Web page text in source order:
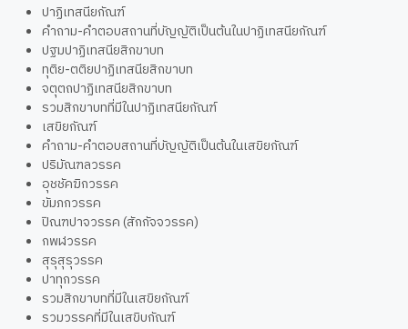
ปาฏิเทสนียกัณฑ์
คำถาม-คำตอบสถานที่บัญญัติเป็นต้นในปาฏิเทสนียกัณฑ์
ปฐมปาฏิเทสนียสิกขาบท
ทุติย-ตติยปาฏิเทสนียสิกขาบท
จตุตถปาฏิเทสนียสิกขาบท
รวมสิกขาบทที่มีในปาฏิเทสนียกัณฑ์
เสขิยกัณฑ์
คำถาม-คำตอบสถานที่บัญญัติเป็นต้นในเสขิยกัณฑ์
ปริมัณฑลวรรค
อุชชัคฆิกวรรค
ขัมภกวรรค
ปิณฑปาจวรรค (สักกัจจวรรค)
กพฬวรรค
สุรุสุรุวรรค
ปาทุกวรรค
รวมสิกขาบทที่มีในเสขิยกัณฑ์
รวมวรรคที่มีในเสขิบกัณฑ์